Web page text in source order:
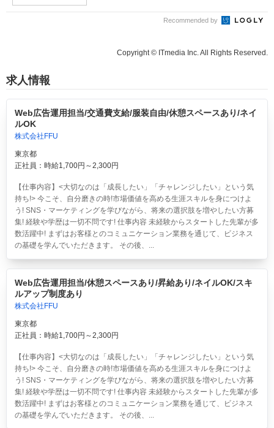
Recommended by
Copyright © ITmedia Inc. All Rights Reserved.
求人情報
Web広告運用担当/交通費支給/服装自由/休憩スペースあり/ネイ
ルOK
株式会社FFU
東京都
正社員：時給1,700円～2,300円
【仕事内容】<大切なのは「成長したい」「チャレンジしたい」という気
持ち!> 今こそ、自分磨きの時!市場価値を高める生涯スキルを身につけよ
う! SNS・マーケティングを学びながら、将来の選択肢を増やしたい方募
集! 経験や学歴は一切不問です! 仕事内容 未経験からスタートした先輩が多
数活躍中! まずはお客様とのコミュニケーション業務を通じて、ビジネス
の基礎を学んでいただきます。 その後、...
Web広告運用担当/休憩スペースあり/昇給あり/ネイルOK/スキ
ルアップ制度あり
株式会社FFU
東京都
正社員：時給1,700円～2,300円
【仕事内容】<大切なのは「成長したい」「チャレンジしたい」という気
持ち!> 今こそ、自分磨きの時!市場価値を高める生涯スキルを身につけよ
う! SNS・マーケティングを学びながら、将来の選択肢を増やしたい方募
集! 経験や学歴は一切不問です! 仕事内容 未経験からスタートした先輩が多
数活躍中! まずはお客様とのコミュニケーション業務を通じて、ビジネス
の基礎を学んでいただきます。 その後、...